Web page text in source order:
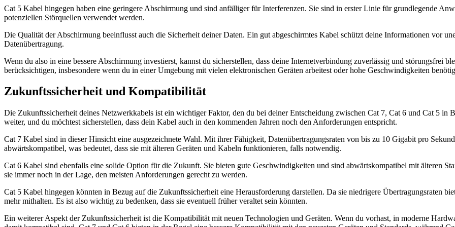
Cat 5 Kabel hingegen haben eine geringere Abschirmung und sind anfälliger für Interferenzen. Sie sind in erster Linie für grundlegende
potenziellen Störquellen verwendet werden.
Die Qualität der Abschirmung beeinflusst auch die Sicherheit deiner Daten. Ein gut abgeschirmtes Kabel schützt deine Informationen vor
Datenübertragung.
Wenn du also in eine bessere Abschirmung investierst, kannst du sicherstellen, dass deine Internetverbindung zuverlässig und störungsfrei
berücksichtigen, insbesondere wenn du in einer Umgebung mit vielen elektronischen Geräten arbeitest oder hohe Geschwindigkeiten
Zukunftssicherheit und Kompatibilität
Die Zukunftssicherheit deines Netzwerkkabels ist ein wichtiger Faktor, den du bei deiner Entscheidung zwischen Cat 7, Cat 6 und Cat 5 in
weiter, und du möchtest sicherstellen, dass dein Kabel auch in den kommenden Jahren noch den Anforderungen entspricht.
Cat 7 Kabel sind in dieser Hinsicht eine ausgezeichnete Wahl. Mit ihrer Fähigkeit, Datenübertragungsraten von bis zu 10 Gigabit pro
abwärtskompatibel, was bedeutet, dass sie mit älteren Geräten und Kabeln funktionieren, falls notwendig.
Cat 6 Kabel sind ebenfalls eine solide Option für die Zukunft. Sie bieten gute Geschwindigkeiten und sind abwärtskompatibel mit älteren
sie immer noch in der Lage, den meisten Anforderungen gerecht zu werden.
Cat 5 Kabel hingegen könnten in Bezug auf die Zukunftssicherheit eine Herausforderung darstellen. Da sie niedrigere Übertragungsraten
mehr mithalten. Es ist also wichtig zu bedenken, dass sie eventuell früher veraltet sein könnten.
Ein weiterer Aspekt der Zukunftssicherheit ist die Kompatibilität mit neuen Technologien und Geräten. Wenn du vorhast, in moderne